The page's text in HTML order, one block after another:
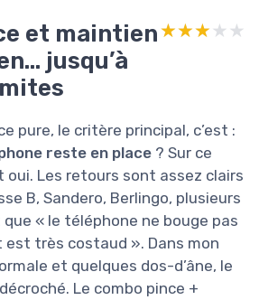
et maintien
jusqu’à
★★★★★
★★★★★
pure, le critère principal, c’est :
reste en place ? Sur ce
oui. Les retours sont assez clairs
B, Sandero, Berlingo, plusieurs
« le téléphone ne bouge pas
est très costaud ». Dans mon
et quelques dos-d’âne, le
Le combo pince +